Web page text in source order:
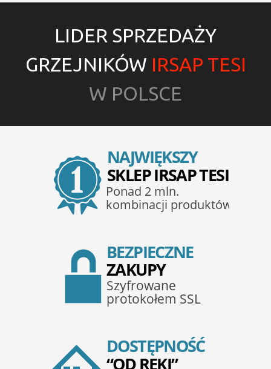
LIDER SPRZEDAŻY
GRZEJNIKÓW IRSAP TESI
W POLSCE